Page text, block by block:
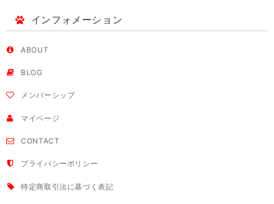
インフォメーション
ABOUT
BLOG
メンバーシップ
マイページ
CONTACT
プライバシーポリシー
特定商取引法に基づく表記